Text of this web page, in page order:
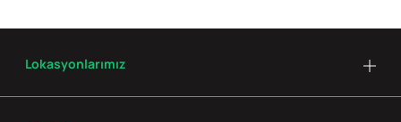
Lokasyonlarımız